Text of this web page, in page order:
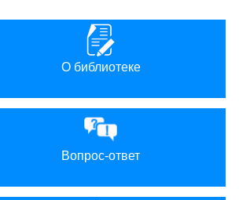
О библиотеке
Вопрос-ответ